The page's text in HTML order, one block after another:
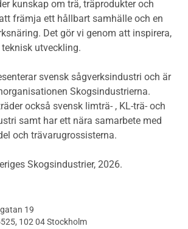
hallar
trähus - generellt
i skivmaterial
och andra utomhuskonstruktioner
utförande
kunskap om trä, träprodukter och
främja ett hållbart samhälle och en
Det gör vi genom att inspirera,
utveckling.
svensk sågverksindustri och är
Skogsindustrierna.
också svensk limträ- , KL-trä- och
samt har ett nära samarbete med
och trävarugrossisterna.
Skogsindustrier, 2026.
19
102 04 Stockholm